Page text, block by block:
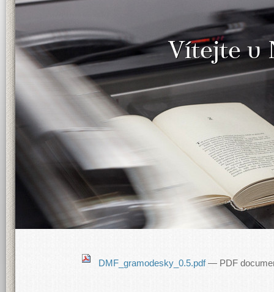
Vítejte v
DMF_gramodesky_0.5.pdf— PDF